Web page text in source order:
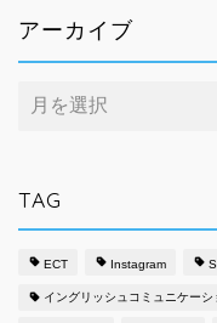
アーカイブ
ア
ー
ブ
TAG
ECT Instagram
イングリッシュコミュニケーシ